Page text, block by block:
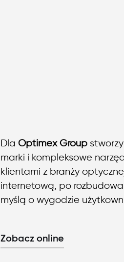
Dla Optimex Group
marki i kompleksowe
klientami z branży
internetową, po
myślą o wygodzie
Zobacz online